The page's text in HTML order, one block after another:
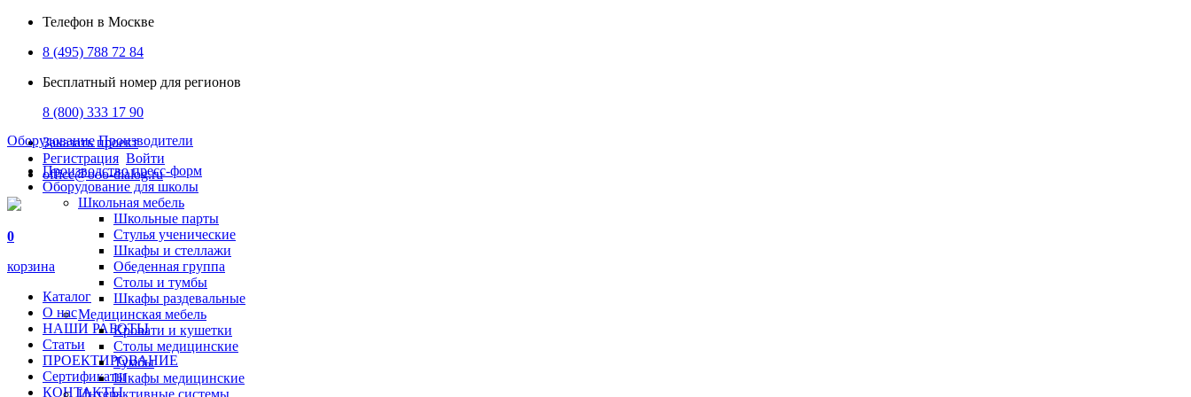
Телефон в Москве
8 (495) 788 72 84
Бесплатный номер для регионов
8 (800) 333 17 90
Заказать проект
Регистрация Войти
office@ooo-dialog.ru
0
корзина
Каталог
О нас
НАШИ РАБОТЫ
Статьи
ПРОЕКТИРОВАНИЕ
Сертификаты
КОНТАКТЫ
Оборудование Производители
Производство пресс-форм
Оборудование для школы
Школьная мебель
Школьные парты
Стулья ученические
Шкафы и стеллажи
Обеденная группа
Столы и тумбы
Шкафы раздевальные
Медицинская мебель
Кровати и кушетки
Столы медицинские
Тумбы
Шкафы медицинские
Интерактивные системы